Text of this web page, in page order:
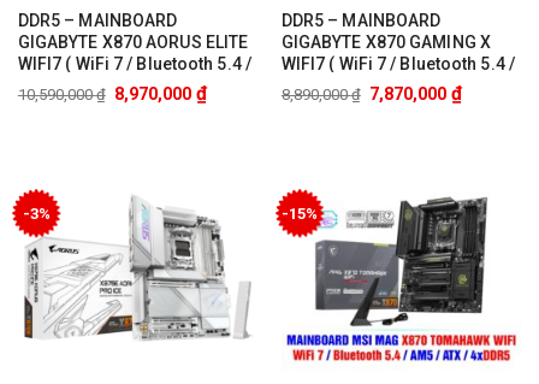
DDR5 – MAINBOARD
GIGABYTE X870 AORUS ELITE
WIFI7 ( WiFi 7 / Bluetooth 5.4 /
AM5 / ATX / 4xDDR5 )
10,590,000₫ 8,970,000 ₫
DDR5 – MAINBOARD
GIGABYTE X870 GAMING X
WIFI7 ( WiFi 7 / Bluetooth 5.4 /
AM5 / ATX / 4xDDR5 )
8,890,000₫ 7,870,000 ₫
-3% -15%